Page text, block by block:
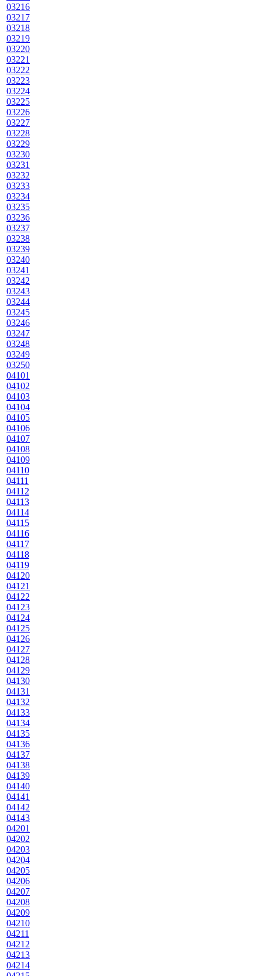
03216
03217
03218
03219
03220
03221
03222
03223
03224
03225
03226
03227
03228
03229
03230
03231
03232
03233
03234
03235
03236
03237
03238
03239
03240
03241
03242
03243
03244
03245
03246
03247
03248
03249
03250
04101
04102
04103
04104
04105
04106
04107
04108
04109
04110
04111
04112
04113
04114
04115
04116
04117
04118
04119
04120
04121
04122
04123
04124
04125
04126
04127
04128
04129
04130
04131
04132
04133
04134
04135
04136
04137
04138
04139
04140
04141
04142
04143
04201
04202
04203
04204
04205
04206
04207
04208
04209
04210
04211
04212
04213
04214